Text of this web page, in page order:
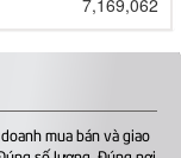
mua bán và giao